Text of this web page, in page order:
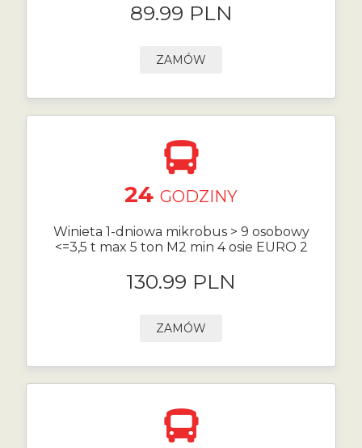
89.99 PLN
ZAMÓW
24 GODZINY
Winieta 1-dniowa mikrobus > 9 osobowy
<=3,5 t max 5 ton M2 min 4 osie EURO 2
130.99 PLN
ZAMÓW